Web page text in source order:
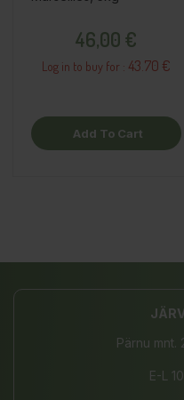
46,00 €
Log in to buy for : 43.70 €
Add To Cart
Pärnu mnt.
E-L